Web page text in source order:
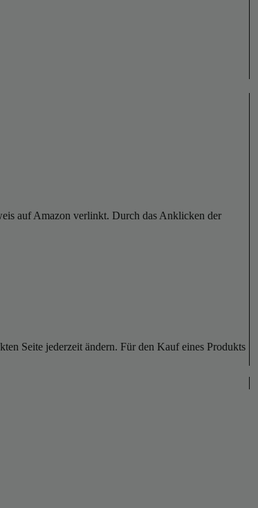
auf Amazon verlinkt. Durch das Anklicken der
Seite jederzeit ändern. Für den Kauf eines Produkts